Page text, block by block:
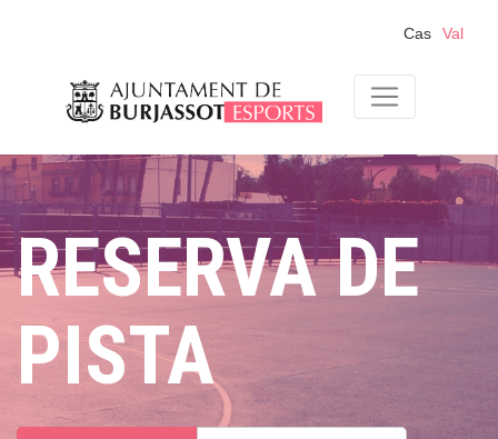
Cas Val
RESERVA DE
PISTA